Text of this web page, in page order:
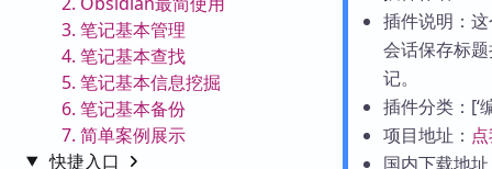
3. 笔记基本管理
4. 笔记基本查找
5. 笔记基本信息挖掘
6. 笔记基本备份
7. 简单案例展示
快捷入口
插件说明：
会话保存标
记。
插件分类：[‘
项目地址：
国内下载地